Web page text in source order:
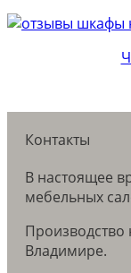
Контакты
В настоящее
мебельных
Производство
Владимире.